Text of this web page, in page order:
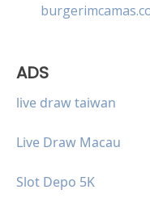
ADS
live draw taiwan
Live Draw Macau
Slot Depo 5K